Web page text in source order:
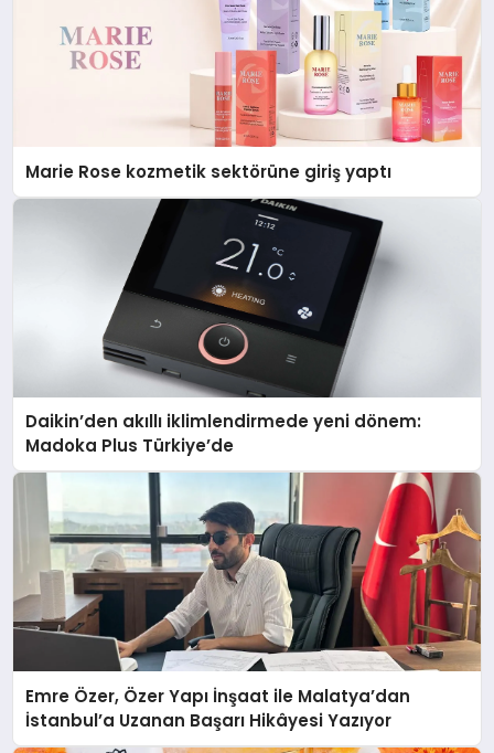
Marie Rose kozmetik sektörüne giriş yaptı
Daikin’den akıllı iklimlendirmede yeni dönem:
Madoka Plus Türkiye’de
Emre Özer, Özer Yapı İnşaat ile Malatya’dan
İstanbul’a Uzanan Başarı Hikâyesi Yazıyor